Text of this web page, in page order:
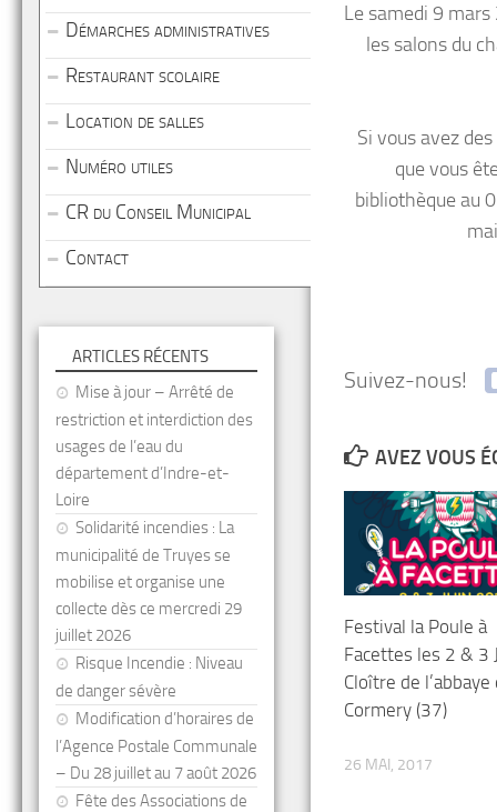
Le samedi 9
les salons du
Si vous avez
que vous
bibliothèque au
Suivez-nous!
AVEZ VOUS
Festival la Poule à
Facettes les 2 & 3
Cloître de l’abbaye
Cormery (37)
26 MAI, 2017
Démarches administratives
Restaurant scolaire
Location de salles
Numéro utiles
CR du Conseil Municipal
Contact
ARTICLES RÉCENTS
Mise à jour – Arrêté de
restriction et interdiction des
usages de l’eau du
département d’Indre-et-
Loire
Solidarité incendies : La
municipalité de Truyes se
mobilise et organise une
collecte dès ce mercredi 29
juillet 2026
Risque Incendie : Niveau
de danger sévère
Modification d’horaires de
l’Agence Postale Communale
– Du 28 juillet au 7 août 2026
Fête des Associations de